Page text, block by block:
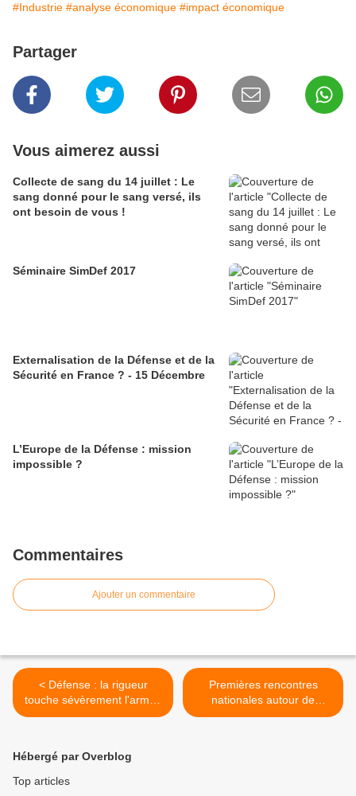
#Industrie #analyse économique #impact économique
Partager
Vous aimerez aussi
Collecte de sang du 14 juillet : Le
sang donné pour le sang versé, ils
ont besoin de vous !
Séminaire SimDef 2017
Externalisation de la Défense et de la
Sécurité en France ? - 15 Décembre
L’Europe de la Défense : mission
impossible ?
Commentaires
Ajouter un commentaire
< Défense : la rigueur
touche sévèrement l'armée
de l'air
Premières rencontres
nationales autour de
l’intégration air-sol >
Hébergé par Overblog
Top articles